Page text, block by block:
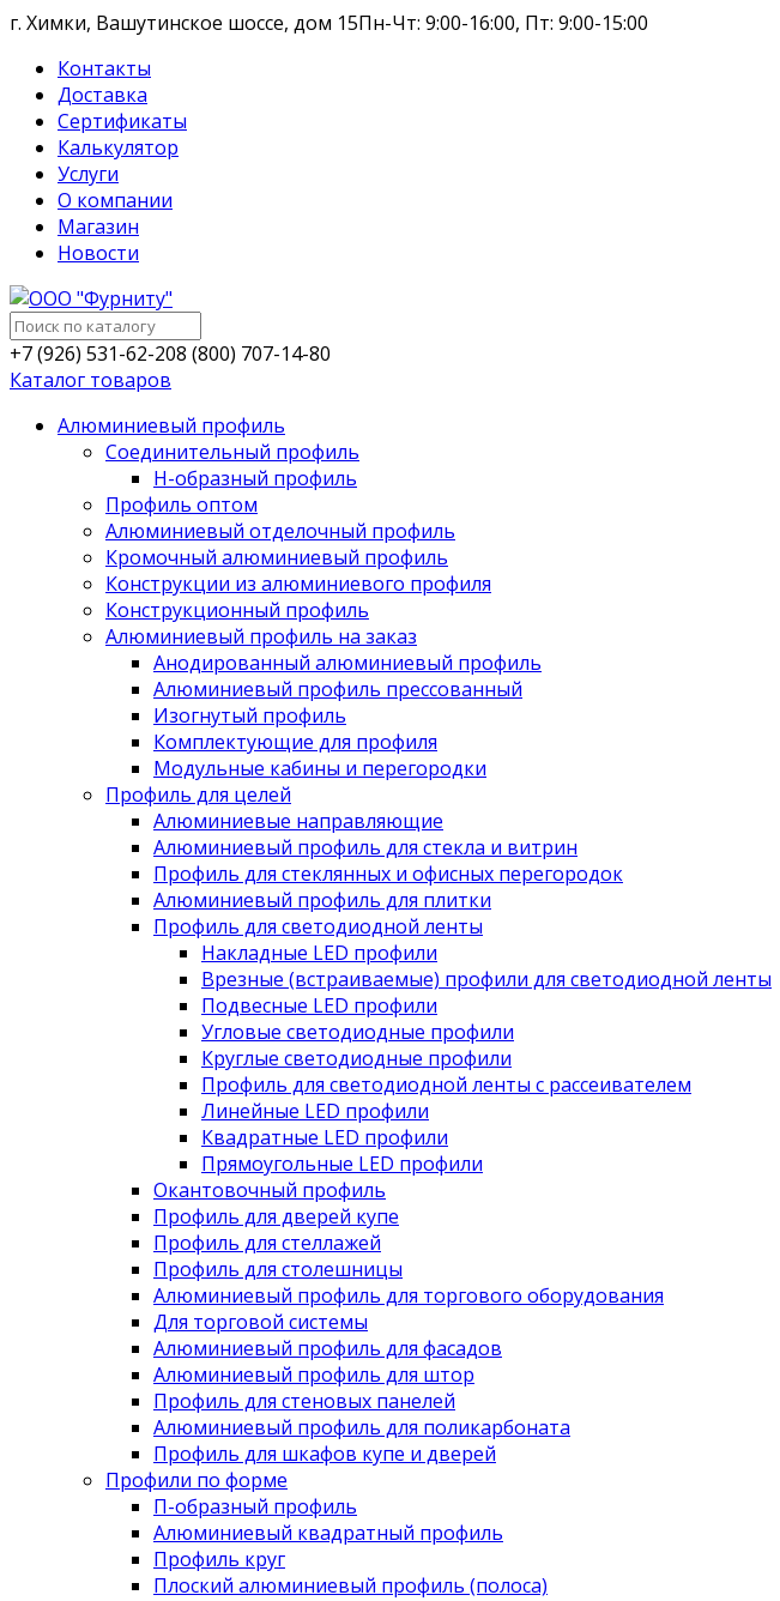
г. Химки, Вашутинское шоссе, дом 15Пн-Чт: 9:00-16:00, Пт: 9:00-15:00
Контакты
Доставка
Сертификаты
Калькулятор
Услуги
О компании
Магазин
Новости
+7 (926) 531-62-208 (800) 707-14-80
Каталог товаров
Алюминиевый профиль
Соединительный профиль
Н-образный профиль
Профиль оптом
Алюминиевый отделочный профиль
Кромочный алюминиевый профиль
Конструкции из алюминиевого профиля
Конструкционный профиль
Алюминиевый профиль на заказ
Анодированный алюминиевый профиль
Алюминиевый профиль прессованный
Изогнутый профиль
Комплектующие для профиля
Модульные кабины и перегородки
Профиль для целей
Алюминиевые направляющие
Алюминиевый профиль для стекла и витрин
Профиль для стеклянных и офисных перегородок
Алюминиевый профиль для плитки
Профиль для светодиодной ленты
Накладные LED профили
Врезные (встраиваемые) профили для светодиодной ленты
Подвесные LED профили
Угловые светодиодные профили
Круглые светодиодные профили
Профиль для светодиодной ленты с рассеивателем
Линейные LED профили
Квадратные LED профили
Прямоугольные LED профили
Окантовочный профиль
Профиль для дверей купе
Профиль для стеллажей
Профиль для столешницы
Алюминиевый профиль для торгового оборудования
Для торговой системы
Алюминиевый профиль для фасадов
Алюминиевый профиль для штор
Профиль для стеновых панелей
Алюминиевый профиль для поликарбоната
Профиль для шкафов купе и дверей
Профили по форме
П-образный профиль
Алюминиевый квадратный профиль
Профиль круг
Плоский алюминиевый профиль (полоса)